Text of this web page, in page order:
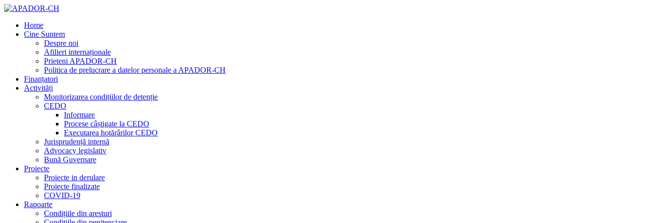
Home
Cine Suntem
Despre noi
Afilieri internaționale
Prieteni APADOR-CH
Politica de prelucrare a datelor personale a APADOR-CH
Finanțatori
Activități
Monitorizarea condițiilor de detenție
CEDO
Informare
Procese câștigate la CEDO
Executarea hotărârilor CEDO
Jurisprudență internă
Advocacy legislativ
Bună Guvernare
Proiecte
Proiecte in derulare
Proiecte finalizate
COVID-19
Rapoarte
Condițiile din aresturi